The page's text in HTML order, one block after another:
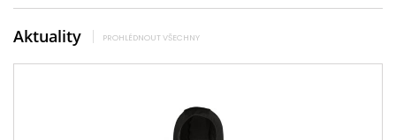
Aktuality PROHLÉDNOUT VŠECHNY